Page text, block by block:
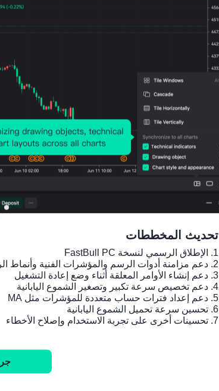
1H
أنماط الشمعدان
أنماط
مؤشرات فنية
تحديث المخططات
7. تحسينات أخرى على تجربة الاستخدام وإصلاح الأخطاء